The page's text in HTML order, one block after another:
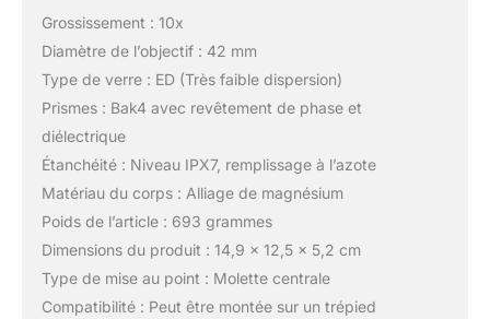
Grossissement : 10x
Diamètre de l’objectif : 42 mm
Type de verre : ED (Très faible dispersion)
Prismes : Bak4 avec revêtement de phase et
diélectrique
Étanchéité : Niveau IPX7, remplissage à l’azote
Matériau du corps : Alliage de magnésium
Poids de l’article : 693 grammes
Dimensions du produit : 14,9 x 12,5 x 5,2 cm
Type de mise au point : Molette centrale
Compatibilité : Peut être montée sur un trépied